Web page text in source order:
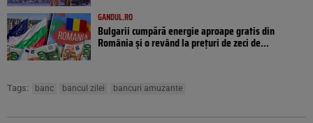
GANDUL.RO
Bulgarii cumpără energie aproape gratis din
România și o revând la prețuri de zeci de...
Tags: banc bancul zilei bancuri amuzante